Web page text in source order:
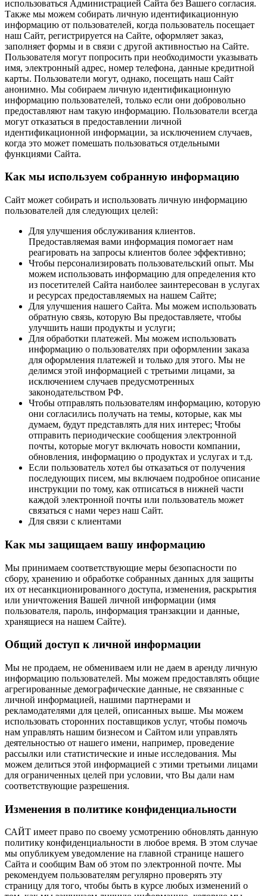
использоваться Администрацией Сайта без Вашего согласия.
Также мы можем собирать личную идентификационную
информацию от пользователей, когда пользователь посещает
наш Сайт, регистрируется на Сайте, оформляет заказ,
заполняет формы и в связи с другой активностью на Сайте.
Пользователя могут попросить при необходимости указывать
имя, электронный адрес, номер телефона, данные кредитной
карты. Пользователи могут, однако, посещать наш Сайт
анонимно. Мы собираем личную идентификационную
информацию пользователей, только если они добровольно
предоставляют нам такую информацию. Пользователи всегда
могут отказаться в предоставлении личной
идентификационной информации, за исключением случаев,
когда это может помешать пользоваться отдельными
функциями Сайта.
Как мы используем собранную информацию
Сайт может собирать и использовать личную информацию
пользователей для следующих целей:
Для улучшения обслуживания клиентов.
Предоставляемая вами информация помогает нам
реагировать на запросы клиентов более эффективно;
Чтобы персонализировать пользовательский опыт. Мы
можем использовать информацию для определения кто
из посетителей Сайта наиболее заинтересован в услугах
и ресурсах предоставляемых на нашем Сайте;
Для улучшения нашего Сайта. Мы можем использовать
обратную связь, которую Вы предоставляете, чтобы
улучшить наши продукты и услуги;
Для обработки платежей. Мы можем использовать
информацию о пользователях при оформлении заказа
для оформления платежей и только для этого. Мы не
делимся этой информацией с третьими лицами, за
исключением случаев предусмотренных
законодательством РФ.
Чтобы отправлять пользователям информацию, которую
они согласились получать на темы, которые, как мы
думаем, будут представлять для них интерес; Чтобы
отправить периодические сообщения электронной
почты, которые могут включать новости компании,
обновления, информацию о продуктах и услугах и т.д.
Если пользователь хотел бы отказаться от получения
последующих писем, мы включаем подробное описание
инструкции по тому, как отписаться в нижней части
каждой электронной почты или пользователь может
связаться с нами через наш Сайт.
Для связи с клиентами
Как мы защищаем вашу информацию
Мы принимаем соответствующие меры безопасности по
сбору, хранению и обработке собранных данных для защиты
их от несанкционированного доступа, изменения, раскрытия
или уничтожения Вашей личной информации (имя
пользователя, пароль, информация транзакции и данные,
хранящиеся на нашем Сайте).
Общий доступ к личной информации
Мы не продаем, не обмениваем или не даем в аренду личную
информацию пользователей. Мы можем предоставлять общие
агрегированные демографические данные, не связанные с
личной информацией, нашими партнерами и
рекламодателями для целей, описанных выше. Мы можем
использовать сторонних поставщиков услуг, чтобы помочь
нам управлять нашим бизнесом и Сайтом или управлять
деятельностью от нашего имени, например, проведение
рассылки или статистические и иные исследования. Мы
можем делиться этой информацией с этими третьими лицами
для ограниченных целей при условии, что Вы дали нам
соответствующие разрешения.
Изменения в политике конфиденциальности
САЙТ имеет право по своему усмотрению обновлять данную
политику конфиденциальности в любое время. В этом случае
мы опубликуем уведомление на главной странице нашего
Сайта и сообщим Вам об этом по электронной почте. Мы
рекомендуем пользователям регулярно проверять эту
страницу для того, чтобы быть в курсе любых изменений о